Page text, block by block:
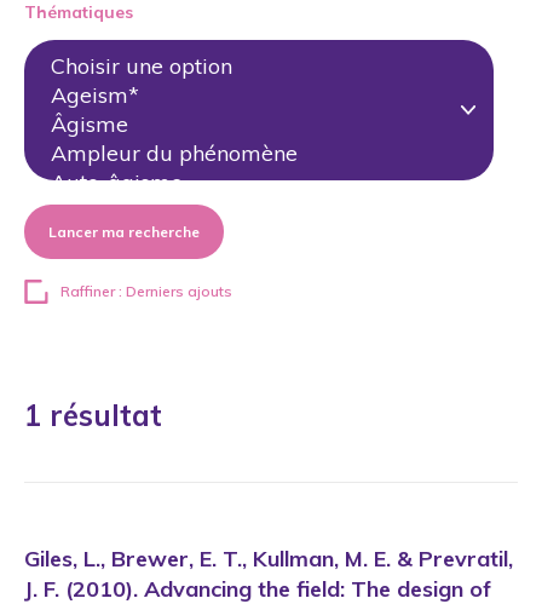
Thématiques
Lancer ma recherche
Raffiner : Derniers ajouts
1 résultat
Giles, L., Brewer, E. T., Kullman, M. E. & Prevratil,
J. F. (2010). Advancing the field: The design of